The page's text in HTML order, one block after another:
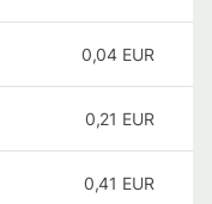
0,04 EUR
0,21 EUR
0,41 EUR